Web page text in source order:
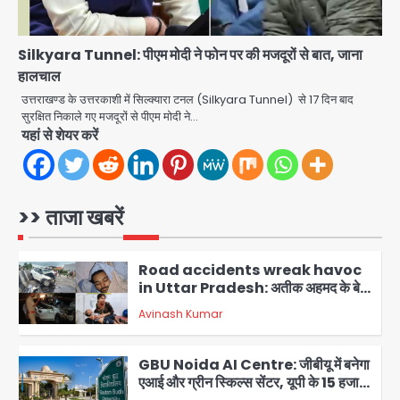
Silkyara Tunnel: पीएम मोदी ने फोन पर की मजदूरों से बात, जाना
हालचाल
उत्तराखण्ड के उत्तरकाशी में सिल्क्यारा टनल (Silkyara Tunnel) से 17 दिन बाद
सुरक्षित निकाले गए मजदूरों से पीएम मोदी ने…
यहां से शेयर करें
>> ताजा खबरें
4
एक्सप्रेसवे से दिल्ली-हरियाणा से सीधे जुड़ेगा
नोएडा एयरपोर्ट, 4000 करोड़ रुपये की लागत
से बनेगा 6-लेन एक्सप्रेसवे
मोहम्मद इमरान
5
Uttarakhand: भूस्खलन से यमुनोत्री,
केदारनाथ और सिमली-ग्वालदम हाईवे बंद,
के निशान के पार
jai hind janab
1
Air India Flight Turbulence: हवा
2
Road accidents wreak havoc
in Uttar Pradesh: अतीक अहमद के बेटे
अबान की मौत, हमीरपुर में बस-टैंकर भिड़ंत में
तीन की जान गई
Avinash Kumar
GBU Noida AI Centre: जीबीयू में बनेगा
एआई और ग्रीन स्किल्स सेंटर, यूपी के 15 हजार